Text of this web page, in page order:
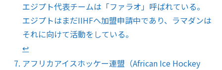
エジプト代表チームは「ファラオ」呼ばれている。
エジプトはまだIIHFへ加盟申請中であり、ラマダンは
それに向けて活動をしている。
↩︎
アフリカアイスホッケー連盟（African Ice Hockey